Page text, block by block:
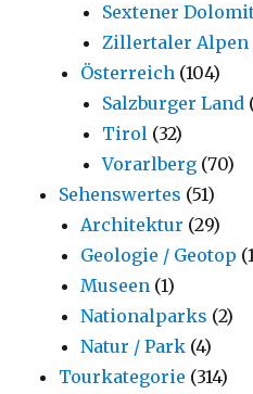
Sextener
Zillertaler Alpen
Österreich (104)
Salzburger Land
Tirol (32)
Vorarlberg (70)
Sehenswertes (51)
Architektur (29)
Geologie / Geotop
Museen (1)
Nationalparks (2)
Natur / Park (4)
Tourkategorie (314)